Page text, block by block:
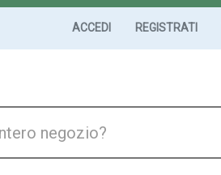
ACCEDI REGISTRATI